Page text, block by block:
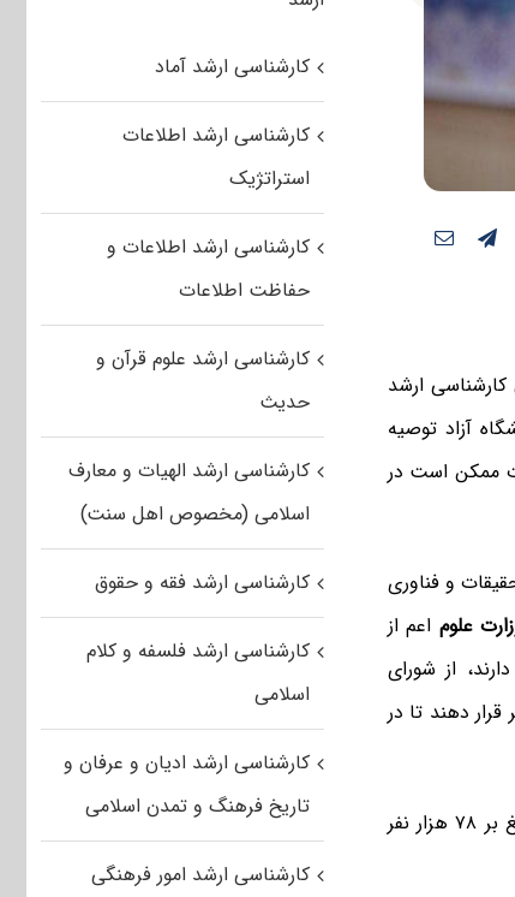
کارشناسی ارشد
آزاد توصیه
ممکن است در
و فناوری
علوم اعم از
از شورای
دهند تا در
بالغ بر ۷۸ هزار نفر
کارشناسی ارشد آماد
کارشناسی ارشد اطلاعات
استراتژیک
کارشناسی ارشد اطلاعات و
حفاظت اطلاعات
کارشناسی ارشد علوم قرآن و
حدیث
کارشناسی ارشد الهیات و معارف
اسلامی (مخصوص اهل سنت)
کارشناسی ارشد فقه و حقوق
کارشناسی ارشد فلسفه و کلام
اسلامی
کارشناسی ارشد ادیان و عرفان و
تاریخ فرهنگ و تمدن اسلامی
کارشناسی ارشد امور فرهنگی